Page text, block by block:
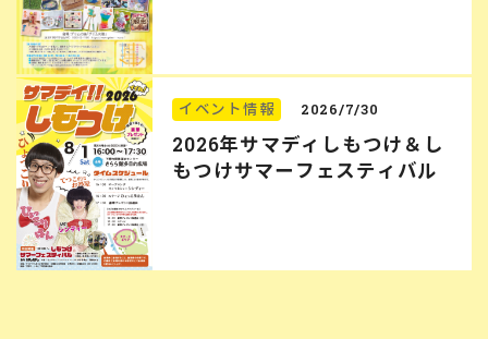
イベント情報 2026/7/30
2026年サマディしもつけ＆し
もつけサマーフェスティバル